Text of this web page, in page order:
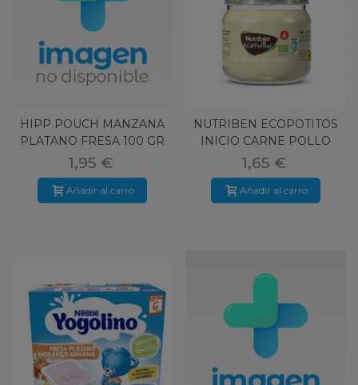
HIPP POUCH MANZANA
PLATANO FRESA 100 GR
1,95 €
Añadir al carro
NUTRIBEN ECOPOTITOS
INICIO CARNE POLLO
CORRAL VE
1,65 €
Añadir al carro